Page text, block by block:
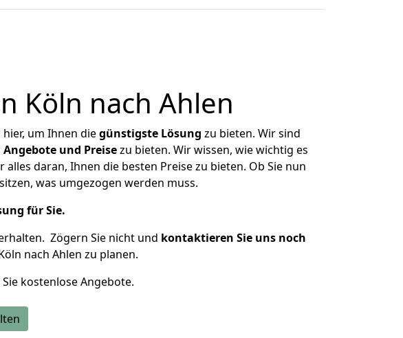
Köln nach Ahlen
um Ihnen diegünstigste Lösung zu bieten. Wir sind
und Preisezu bieten. Wir wissen, wie wichtig es
daran, Ihnen die besten Preise zu bieten. Ob Sie nun
was umgezogen werden muss.
für Sie.
Zögern Sie nicht und kontaktieren Sie uns noch
nach Ahlen zu planen.
kostenlose Angebote.